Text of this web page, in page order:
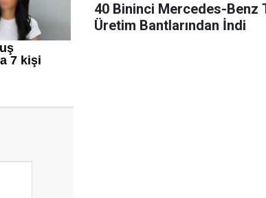
40 Bininci Mercedes-Benz
Üretim Bantlarından İndi